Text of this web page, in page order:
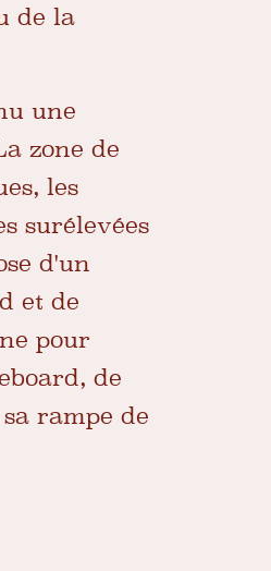
de la
une
zone de
les
surélevées
d'un
et de
pour
de
rampe de